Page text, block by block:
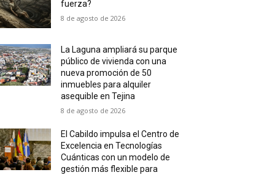
fuerza?
8 de agosto de 2026
La Laguna ampliará su parque
público de vivienda con una
nueva promoción de 50
inmuebles para alquiler
asequible en Tejina
8 de agosto de 2026
El Cabildo impulsa el Centro de
Excelencia en Tecnologías
Cuánticas con un modelo de
gestión más flexible para